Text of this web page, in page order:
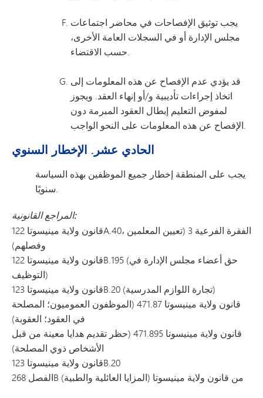
يجب توثيق الإفصاحات في محاضر اجتماعات
مجلس الإدارة أو في السجلات العامة الأخرى،
حسب الاقتضاء.
قد يؤدي عدم الإفصاح عن هذه المعلومات إلى
اتخاذ إجراءات تأديبية و/أو إنهاء العقد. ويجوز
لمفوض التعليم إبطال العقود المبرمة دون
الإفصاح عن هذه المعلومات على النحو الواجب.
الحادي عشر. الإخطار السنوي
يجب على المنطقة إخطار جميع الموظفين بهذه السياسة
سنويًا.
المراجع القانونية:
قانون ولاية مينيسوتا 122A.40، الفقرة الفرعية 3 (تعيين المعلمين
وفصلهم)
قانون ولاية مينيسوتا 122B.195 (حق أعضاء مجلس الإدارة في
التوظيف)
قانون ولاية مينيسوتا 123B.20 (تجارة اللوازم المدرسية)
قانون ولاية مينيسوتا 471.87 (الموظفون العموميون؛ المصلحة
في العقود؛ العقوبة)
قانون ولاية مينيسوتا 471.895 (حظر تقديم هدايا معينة من قبل
الأشخاص ذوي المصلحة)
قانون ولاية مينيسوتا 123B.20
الفصل 268B من قانون ولاية مينيسوتا (المزايا العائلية والطبية)